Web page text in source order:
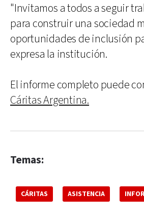
"Invitamos a todos a seguir
para construir una sociedad
oportunidades de inclusión
expresa la institución.
El informe completo puede
Cáritas Argentina.
Temas:
CÁRITAS ASISTENCIA